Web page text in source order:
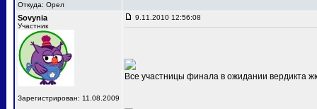
Откуда: Орел
Sovynia
Участник
Зарегистрирован: 11.08.2009
9.11.2010 12:56:08
Все участницы финала в ожидании вердикта